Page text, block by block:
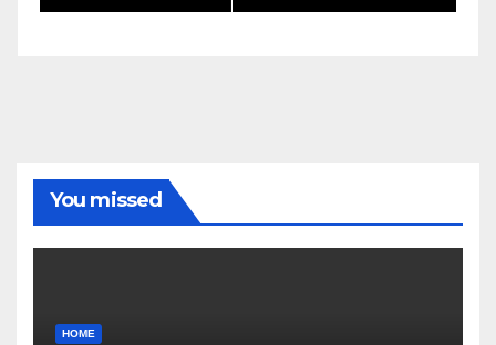
You missed
HOME